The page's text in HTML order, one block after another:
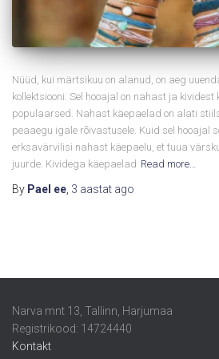
Nüüd, kui märtsikuu on alanud, on aeg
kollektsiooni. Sel hooajal on nahast ja
populaarsed. Nahast käepaelad on alati
peaaegu igale rõivastusele. Kuid sel hooajal
erksavärvilisi nahast käepaelu, et tuua
juurde. Kividega käepaelad Read more…
By Pael ee 3 aastat ago
Narva mnt 13, Tallinn, Harjumaa
Registrikood: 14724440
Kontakt